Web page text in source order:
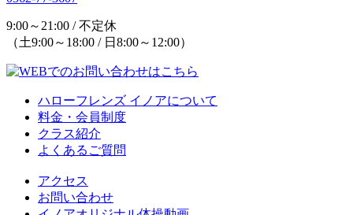
9:00～21:00 / 不定休
（土9:00～18:00 / 日8:00～12:00）
ハローフレンズ イノアについて
料金・会員制度
クラス紹介
よくあるご質問
アクセス
お問い合わせ